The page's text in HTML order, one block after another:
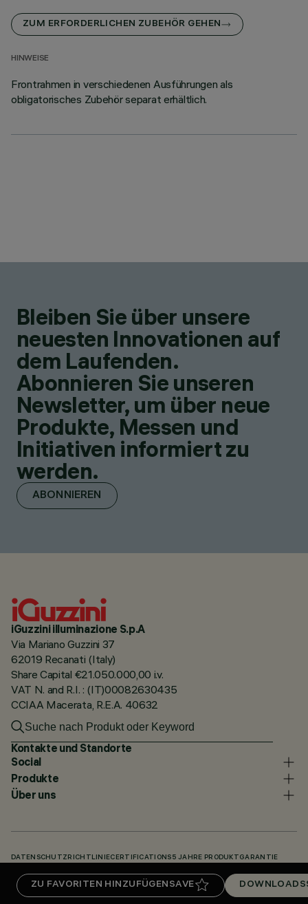
ZU FAVORITEN HINZUFÜGEN SAVE DOWNLOADS
ZUM ERFORDERLICHEN ZUBEHÖR GEHEN
HINWEISE
Frontrahmen in verschiedenen Ausführungen als
obligatorisches Zubehör separat erhältlich.
Bleiben Sie über unsere
neuesten Innovationen auf
dem Laufenden.
Abonnieren Sie unseren
Newsletter, um über neue
Produkte, Messen und
Initiativen informiert zu
werden.
ABONNIEREN
iGuzzini illuminazione S.p.A
Via Mariano Guzzini 37
62019 Recanati (Italy)
Share Capital €21.050.000,00 i.v.
VAT N. and R.I. : (IT)00082630435
CCIAA Macerata, R.E.A. 40632
Kontakte und Standorte
Social
Produkte
Über uns
DATENSCHUTZRICHTLINIECERTIFICATIONS 5 JAHRE PRODUKTGARANTIE
UNSERE CODES KNOWLEDGE BASE (LOGIN REQUIRED) DOWNLOADS